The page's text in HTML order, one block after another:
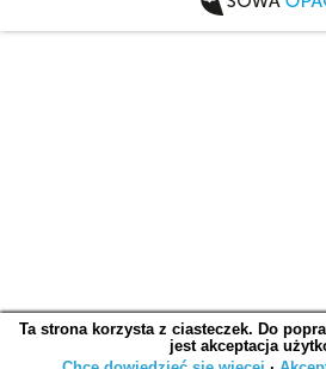
Ta strona korzysta z ciasteczek. Do
jest akceptacja